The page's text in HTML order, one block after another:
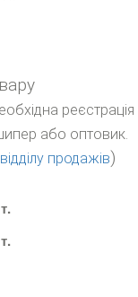
реєстрація
або оптовик.
відділу продажів)